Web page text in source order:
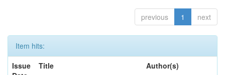
previous 1 next
Item hits:
Issue
Title Author(s)